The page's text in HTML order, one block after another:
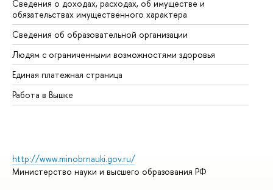
Сведения о доходах, расходах, об имуществе и
обязательствах имущественного характера
Сведения об образовательной организации
Людям с ограниченными возможностями здоровья
Единая платежная страница
Работа в Вышке
http://www.minobrnauki.gov.ru/
Министерство науки и высшего образования РФ